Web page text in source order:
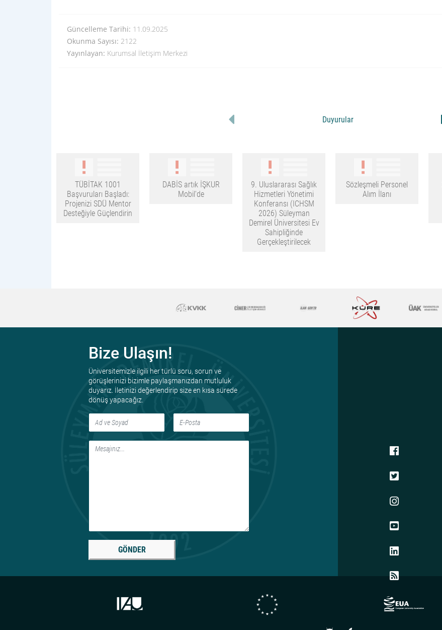
Güncelleme Tarihi: 11.09.2025
Okunma Sayısı: 2122
Yayınlayan: Kurumsal İletişim Merkezi
Duyurular
TÜBİTAK 1001
Başvuruları Başladı:
Projenizi SDÜ Mentor
Desteğiyle Güçlendirin
DABİS artık İŞKUR
Mobil'de
9. Uluslararası Sağlık
Hizmetleri Yönetimi
Konferansı (ICHSM
2026) Süleyman
Demirel Üniversitesi Ev
Sahipliğinde
Gerçekleştirilecek
Sözleşmeli Personel
Alım İlanı
Bize Ulaşın!
Üniversitemizle ilgili her türlü soru, sorun ve
görüşlerinizi bizimle paylaşmanızdan mutluluk
duyarız. İletinizi değerlendirip size en kısa sürede
dönüş yapacağız.
GÖNDER